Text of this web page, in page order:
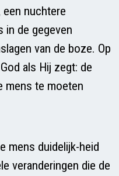
nuchtere
in de gegeven
van de boze. Op
als Hij zegt: de
mens te moeten
mens duidelijk-heid
veranderingen die de